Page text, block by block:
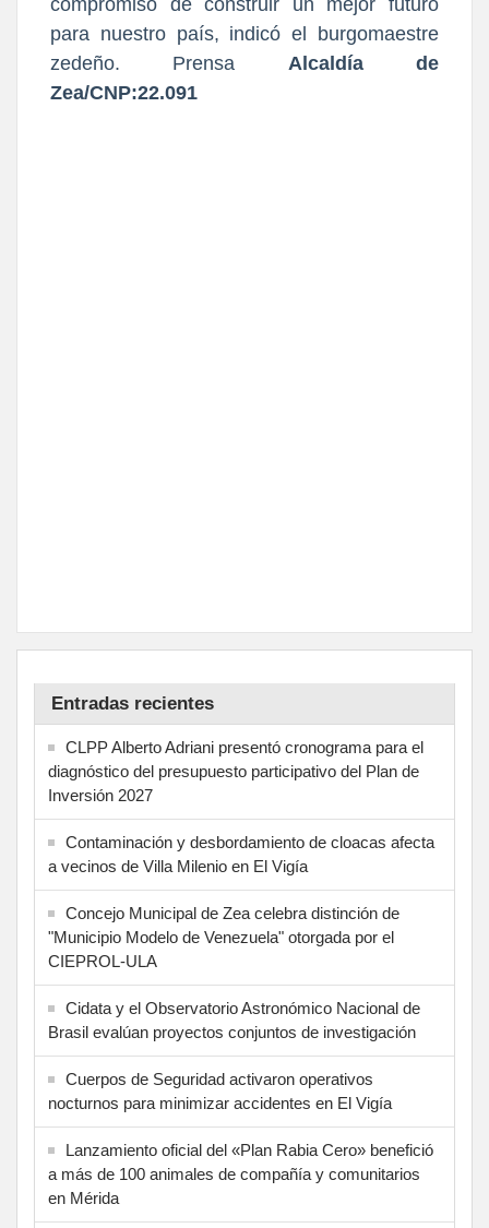
compromiso de construir un mejor futuro
para nuestro país, indicó el burgomaestre
zedeño. Prensa Alcaldía de
Zea/CNP:22.091
Entradas recientes
CLPP Alberto Adriani presentó cronograma para el
diagnóstico del presupuesto participativo del Plan de
Inversión 2027
Contaminación y desbordamiento de cloacas afecta
a vecinos de Villa Milenio en El Vigía
Concejo Municipal de Zea celebra distinción de
"Municipio Modelo de Venezuela" otorgada por el
CIEPROL-ULA
Cidata y el Observatorio Astronómico Nacional de
Brasil evalúan proyectos conjuntos de investigación
Cuerpos de Seguridad activaron operativos
nocturnos para minimizar accidentes en El Vigía
Lanzamiento oficial del «Plan Rabia Cero» benefició
a más de 100 animales de compañía y comunitarios
en Mérida